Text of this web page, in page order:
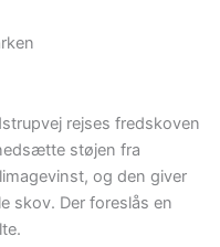
rejses fredskoven
støjen fra
og den giver
skov. Der foreslås en